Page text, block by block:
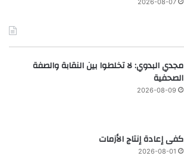
مجدي البدوي: لا تخلطوا بين النقابة والصفة
الصحفية
2026-08-09
كفى إعادة إنتاج الأزمات
2026-08-01